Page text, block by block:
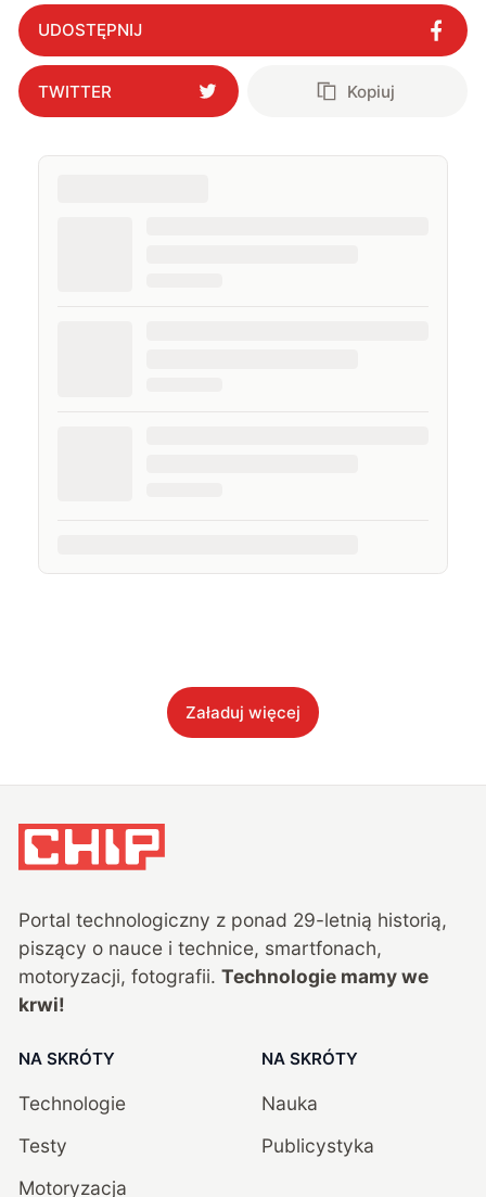
UDOSTĘPNIJ
TWITTER Kopiuj
Załaduj więcej
Portal technologiczny z ponad 29-letnią historią,
piszący o nauce i technice, smartfonach,
motoryzacji, fotografii. Technologie mamy we
krwi!
NA SKRÓTY
Technologie
Testy
Motoryzacja
NA SKRÓTY
Nauka
Publicystyka